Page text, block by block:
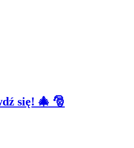
się! 🎄 🎅